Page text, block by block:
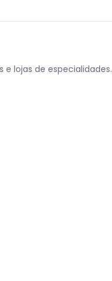
lojas de especialidades.